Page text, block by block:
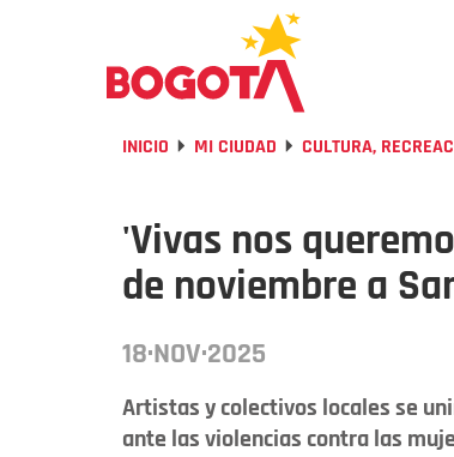
INICIO MI CIUDAD CULTURA,
'Vivas nos
de noviembre a
18·NOV·2025
Artistas y colectivos locales se
ante las violencias contra las